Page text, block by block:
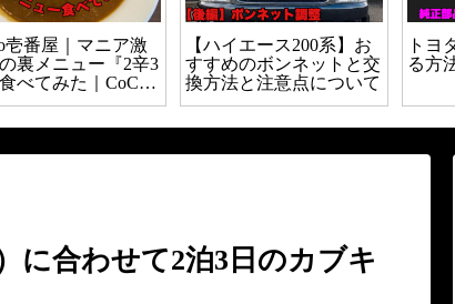
【HIACE】フロント足回
りからの異音対策とビル
シュタインショックアブ
ソーバーの交換方法
【LINE証券】初心者が
投資にチャレンジ！実際
に投資してみた【株取
引】
に合わせて2泊3日のカブキ